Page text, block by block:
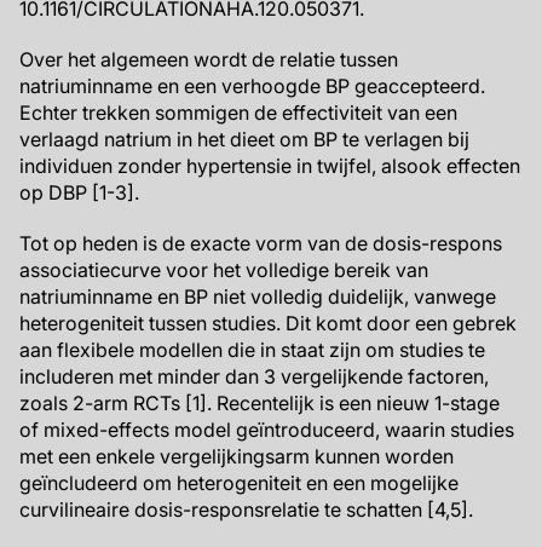
10.1161/CIRCULATIONAHA.120.050371.
Over het algemeen wordt de relatie tussen
natriuminname en een verhoogde BP geaccepteerd.
Echter trekken sommigen de effectiviteit van een
verlaagd natrium in het dieet om BP te verlagen bij
individuen zonder hypertensie in twijfel, alsook effecten
op DBP [1-3].
Tot op heden is de exacte vorm van de dosis-respons
associatiecurve voor het volledige bereik van
natriuminname en BP niet volledig duidelijk, vanwege
heterogeniteit tussen studies. Dit komt door een gebrek
aan flexibele modellen die in staat zijn om studies te
includeren met minder dan 3 vergelijkende factoren,
zoals 2-arm RCTs [1]. Recentelijk is een nieuw 1-stage
of mixed-effects model geïntroduceerd, waarin studies
met een enkele vergelijkingsarm kunnen worden
geïncludeerd om heterogeniteit en een mogelijke
curvilineaire dosis-responsrelatie te schatten [4,5].